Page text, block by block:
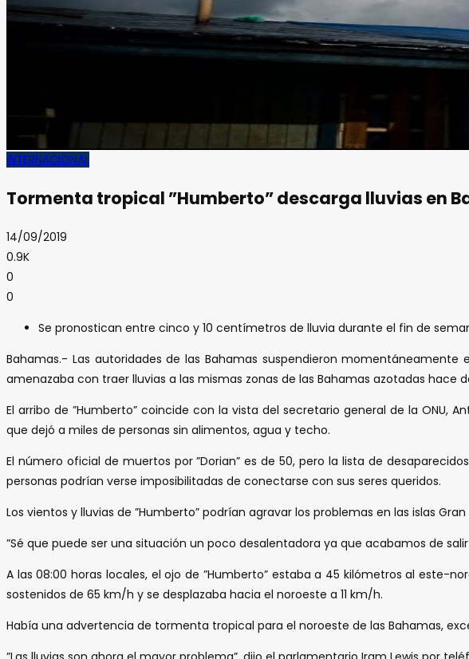
INTERNACIONAL
Tormenta tropical ”Humberto” descarga lluvias en
14/09/2019
0.9K
0
0
Se pronostican entre cinco y 10 centímetros de lluvia durante el fin de
Bahamas.- Las autoridades de las Bahamas suspendieron
amenazaba con traer lluvias a las mismas zonas de las Bahamas azotadas hace
El arribo de ”Humberto” coincide con la vista del secretario general de la ONU,
que dejó a miles de personas sin alimentos, agua y techo.
El número oficial de muertos por ”Dorian” es de 50, pero la lista de
personas podrían verse imposibilitadas de conectarse con sus seres queridos.
Los vientos y lluvias de ”Humberto” podrían agravar los problemas en las islas
”Sé que puede ser una situación un poco desalentadora ya que acabamos de salir
A las 08:00 horas locales, el ojo de ”Humberto” estaba a 45 kilómetros al este-
sostenidos de 65 km/h y se desplazaba hacia el noroeste a 11 km/h.
Había una advertencia de tormenta tropical para el noroeste de las Bahamas,